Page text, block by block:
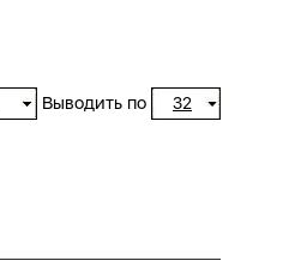
Выводить по 32